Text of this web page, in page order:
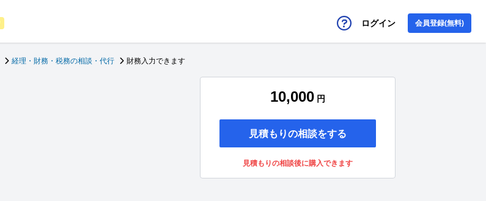
ログイン 会員登録(無料)
経理・財務・税務の相談・代行 財務入力できます
10,000 円
見積もりの相談をする
見積もりの相談後に購入できます